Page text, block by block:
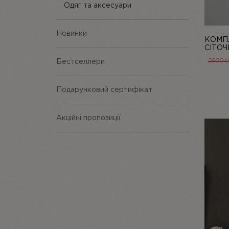
Одяг та аксесуари
Новинки
Бестселлери
Подарунковий сертифікат
Акційні пропозиції
2800